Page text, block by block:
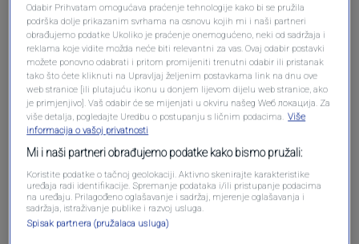
Pošalji
Pošalji komentar
Odabir Prihvatam omogućava praćenje tehnologije kako bi se pružila
podrška dolje prikazanim svrhama na osnovu kojih mi i naši partneri
obrađujemo podatke Ukoliko je praćenje onemogućeno, neki od sadržaja i
reklama koje vidite možda neće biti relevantni za vas. Ovaj odabir postavki
možete ponovno odabrati i pritom promijeniti trenutni odabir ili pristanak
tako što ćete kliknuti na Upravljaj željenim postavkama link na dnu ove
web stranice [ili plutajuću ikonu u donjem lijevom dijelu web stranice, ako
je primjenjivo]. Vaš odabir će se mijenjati u okviru našeg Wеб локација. Za
više detalja, pogledajte Uredbu o postupanju s ličnim podacima. Više
informacija o vašoj privatnosti
Mi i naši partneri obrađujemo podatke kako bismo pružali:
Koristite podatke o tačnoj geolokaciji. Aktivno skenirajte karakteristike
uređaja radi identifikacije. Spremanje podataka i/ili pristupanje podacima
na uređaju. Prilagođeno oglašavanje i sadržaj, mjerenje oglašavanja i
sadržaja, istraživanje publike i razvoj usluga.
Spisak partnera (pružalaca usluga)